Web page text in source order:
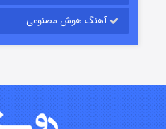
آهنگ هوش مصنوعی